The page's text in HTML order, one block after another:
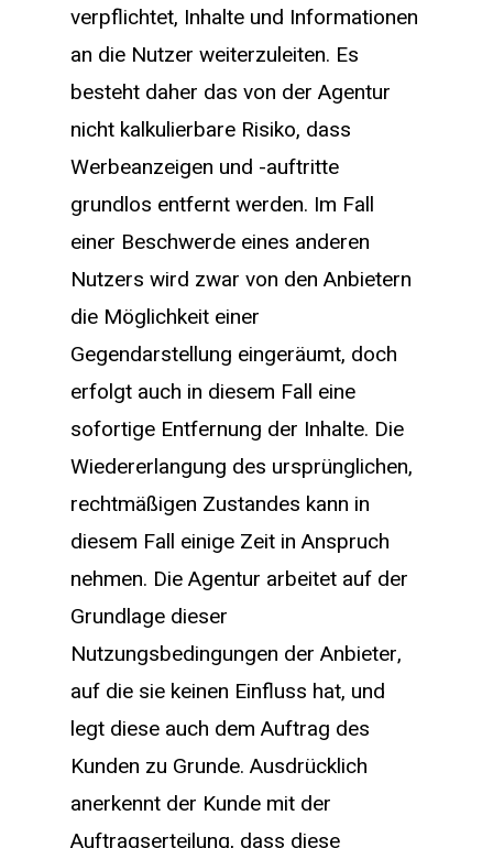
verpflichtet, Inhalte und Informationen
an die Nutzer weiterzuleiten. Es
besteht daher das von der Agentur
nicht kalkulierbare Risiko, dass
Werbeanzeigen und -auftritte
grundlos entfernt werden. Im Fall
einer Beschwerde eines anderen
Nutzers wird zwar von den Anbietern
die Möglichkeit einer
Gegendarstellung eingeräumt, doch
erfolgt auch in diesem Fall eine
sofortige Entfernung der Inhalte. Die
Wiedererlangung des ursprünglichen,
rechtmäßigen Zustandes kann in
diesem Fall einige Zeit in Anspruch
nehmen. Die Agentur arbeitet auf der
Grundlage dieser
Nutzungsbedingungen der Anbieter,
auf die sie keinen Einfluss hat, und
legt diese auch dem Auftrag des
Kunden zu Grunde. Ausdrücklich
anerkennt der Kunde mit der
Auftragserteilung, dass diese